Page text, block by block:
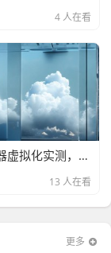
4 人在看
香港服务器虚拟化实测，别被CN2忽悠了，我拿数据撕开遮羞布
13 人在看
更多